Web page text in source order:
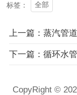
标签： 全部
上一篇：蒸汽管
下一篇：循环水
CopyRight ©